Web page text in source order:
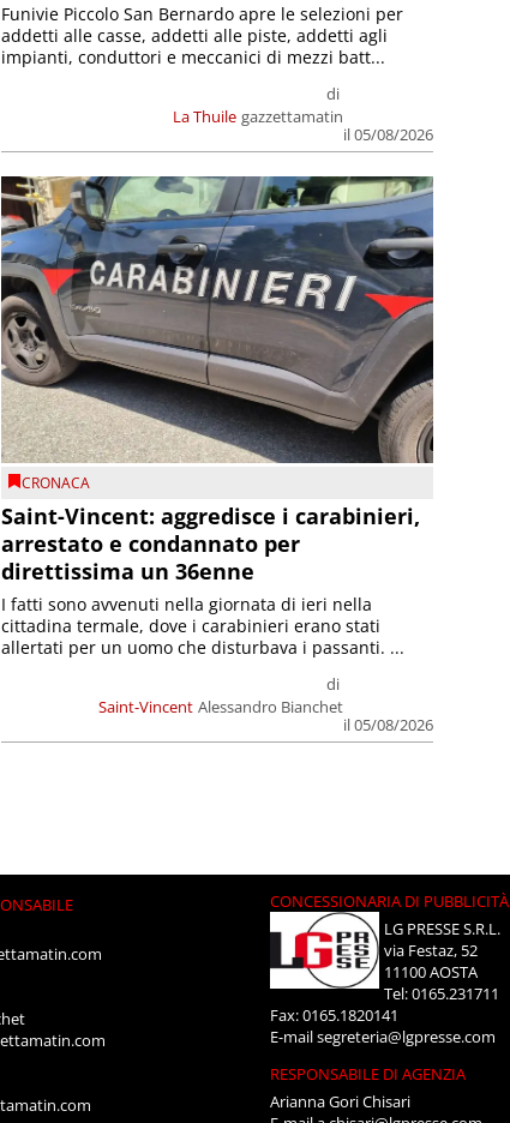
La Thuile
di
gazzettamatin
il 05/08/2026
Funivie Piccolo San Bernardo apre le selezioni per
addetti alle casse, addetti alle piste, addetti agli
impianti, conduttori e meccanici di mezzi batt...
CRONACA
Saint-Vincent: aggredisce i carabinieri,
arrestato e condannato per
direttissima un 36enne
Saint-Vincent
di
Alessandro Bianchet
il 05/08/2026
I fatti sono avvenuti nella giornata di ieri nella
cittadina termale, dove i carabinieri erano stati
allertati per un uomo che disturbava i passanti. ...
CONCESSIONARIA DI PUBBLICITÀ
LG PRESSE S.R.L.
via Festaz, 52
11100 AOSTA
Tel: 0165.231711
Fax: 0165.1820141
E-mailsegreteria@lgpresse.com
RESPONSABILE DI AGENZIA
Arianna Gori Chisari